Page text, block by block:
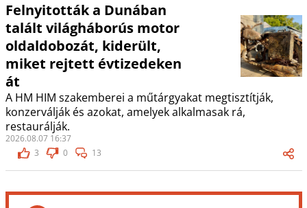
Felnyitották a Dunában
talált világháborús motor
oldaldobozát, kiderült,
miket rejtett évtizedeken
át
A HM HIM szakemberei a műtárgyakat megtisztítják,
konzerválják és azokat, amelyek alkalmasak rá,
restaurálják.
2026.08.07 16:37
3
0 13